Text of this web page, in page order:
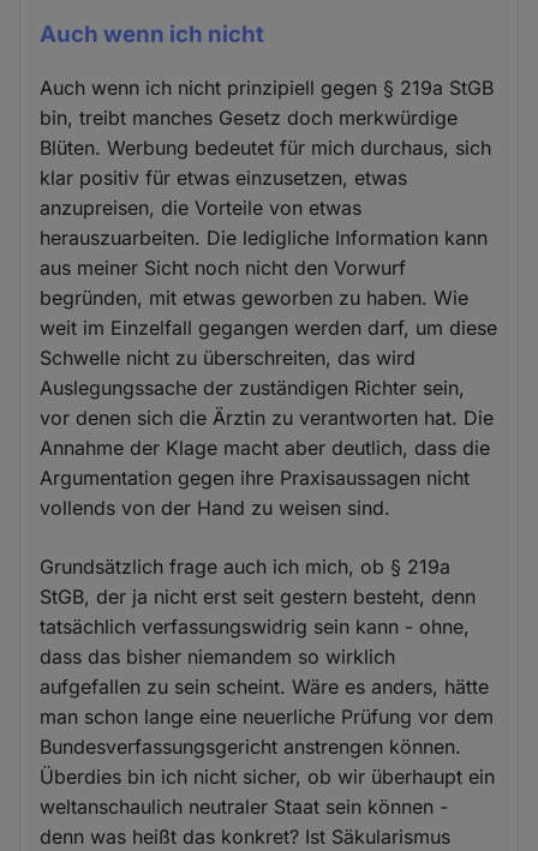
Auch wenn ich nicht
Auch wenn ich nicht prinzipiell gegen § 219a StGB
bin, treibt manches Gesetz doch merkwürdige
Blüten. Werbung bedeutet für mich durchaus, sich
klar positiv für etwas einzusetzen, etwas
anzupreisen, die Vorteile von etwas
herauszuarbeiten. Die ledigliche Information kann
aus meiner Sicht noch nicht den Vorwurf
begründen, mit etwas geworben zu haben. Wie
weit im Einzelfall gegangen werden darf, um diese
Schwelle nicht zu überschreiten, das wird
Auslegungssache der zuständigen Richter sein,
vor denen sich die Ärztin zu verantworten hat. Die
Annahme der Klage macht aber deutlich, dass die
Argumentation gegen ihre Praxisaussagen nicht
vollends von der Hand zu weisen sind.
Grundsätzlich frage auch ich mich, ob § 219a
StGB, der ja nicht erst seit gestern besteht, denn
tatsächlich verfassungswidrig sein kann - ohne,
dass das bisher niemandem so wirklich
aufgefallen zu sein scheint. Wäre es anders, hätte
man schon lange eine neuerliche Prüfung vor dem
Bundesverfassungsgericht anstrengen können.
Überdies bin ich nicht sicher, ob wir überhaupt ein
weltanschaulich neutraler Staat sein können -
denn was heißt das konkret? Ist Säkularismus